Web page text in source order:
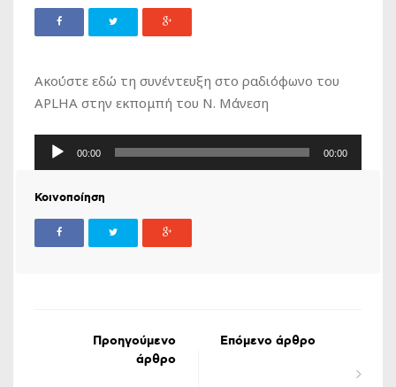
Ακούστε εδώ τη συνέντευξη στο ραδιόφωνο του
APLHA στην εκπομπή του Ν. Μάνεση
Πρόγραμμα
00:00 00:00
Κοινοποίηση
Προηγούμενο
άρθρο
Επόμενο άρθρο